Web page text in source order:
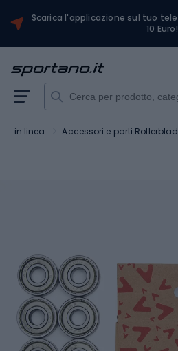
Scarica l'applicazione sul tuo
10 Euro!
in linea Accessori e parti